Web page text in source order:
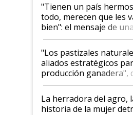
"Tienen un país
todo, merecen que les
bien": el mensaje de una
ganadera uruguaya
oportunidades que se
para el agro en
foco en la carne
"Los pastizales
aliados estratégicos
producción ganadera",
la iniciativa que ya
establecimientos en
La herradora del agro,
historia de la mujer